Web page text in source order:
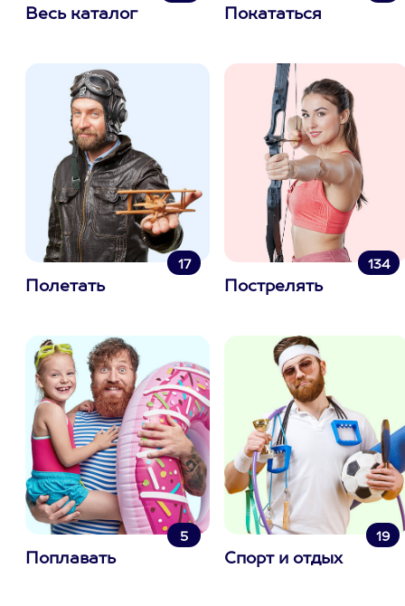
Весь каталог Покататься
17
Полетать
134
Пострелять
5
Поплавать
19
Спорт и отдых